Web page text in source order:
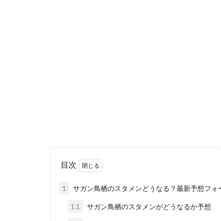
目次
1 サガン鳥栖のスタメンどうなる？最新予想フォ
1.1 サガン鳥栖のスタメンがどうなるか予想